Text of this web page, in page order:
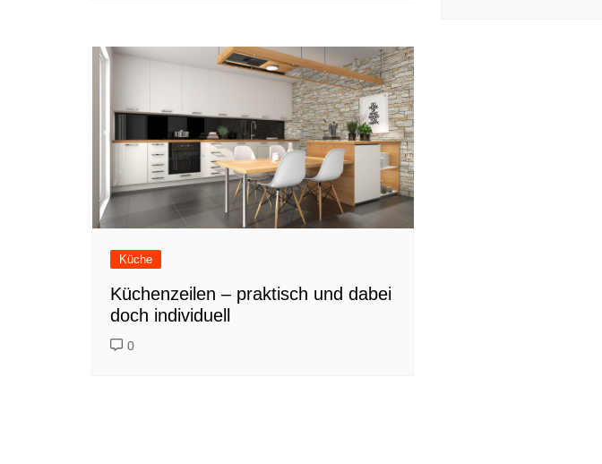
Küche
Küchenzeilen – praktisch und dabei
doch individuell
0